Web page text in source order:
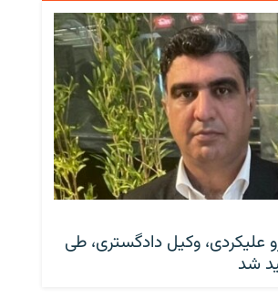
وکیل دادگستری، طی
شد